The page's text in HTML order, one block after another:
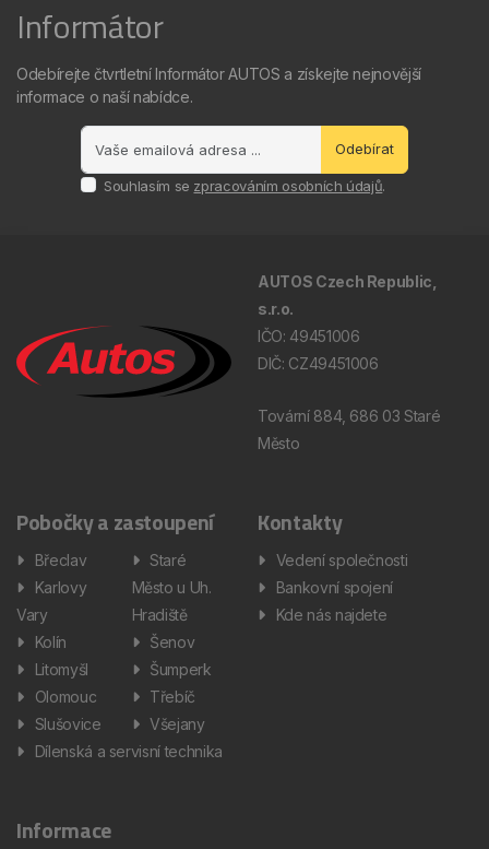
Informátor
Odebírejte čtvrtletní Informátor AUTOS a získejte nejnovější
informace o naší nabídce.
Odebírat
Souhlasím se zpracováním osobních údajů.
AUTOS Czech Republic,
s.r.o.
IČO: 49451006
DIČ: CZ49451006
Tovární 884, 686 03 Staré
Město
Pobočky a zastoupení
Břeclav
Karlovy
Vary
Kolín
Litomyšl
Olomouc
Slušovice
Staré
Město u Uh.
Hradiště
Šenov
Šumperk
Třebíč
Všejany
Dílenská a servisní technika
Kontakty
Vedení společnosti
Bankovní spojení
Kde nás najdete
Informace